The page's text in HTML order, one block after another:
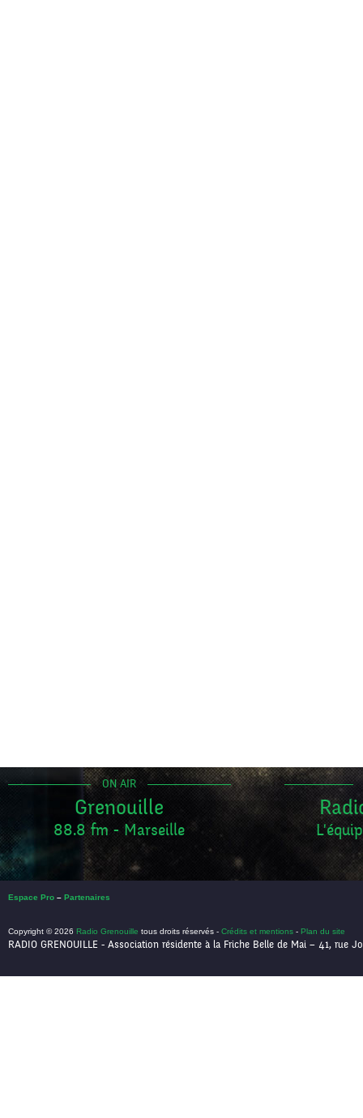
ON AIR
Grenouille
88.8 fm - Marseille
Espace Pro – Partenaires
Copyright © 2026 Radio Grenouille tous droits réservés - Crédits et mentions - Plan du site
RADIO GRENOUILLE - Association résidente à la Friche Belle de Mai – 41, rue